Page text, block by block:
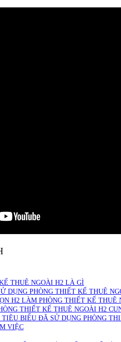
THUÊ NGOÀI H2 LÀ GÌ
DỤNG PHÒNG THIẾT KẾ THUÊ
H2 LÀM PHÒNG THIẾT KẾ THUÊ
THIẾT KẾ THUÊ NGOÀI H2
BIỂU ĐÃ SỬ DỤNG PHÒNG
VIỆC